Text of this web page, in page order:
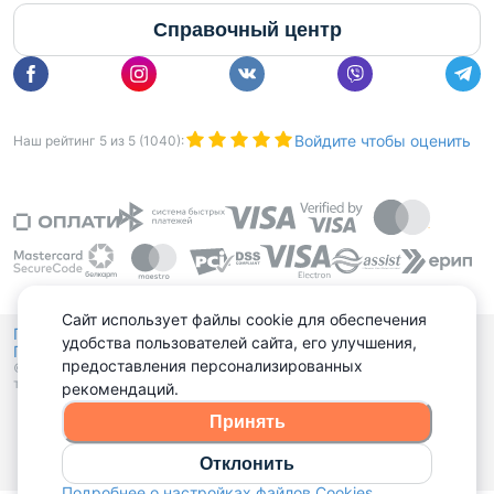
Справочный центр
Наш рейтинг 5 из 5 (1040): Войдите чтобы оценить
Политика конфиденциальности,
Политика обработки файлов кукииВыбор настроек Cookies
© 2015 - 2026, Domovita.by. Копирование материалов допускается
только при наличии активной ссылки.
Сайт использует файлы cookie для обеспечения
удобства пользователей сайта, его улучшения,
предоставления персонализированных
рекомендаций.
Принять
Отклонить